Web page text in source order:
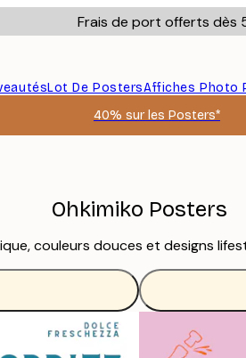
Frais de port offerts dès
Lot De PostersAffiches Photo
40% sur les Posters*
Ohkimiko Posters
couleurs douces et designs